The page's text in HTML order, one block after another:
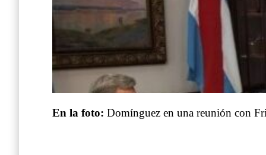
En la foto: Domínguez en una reunión con